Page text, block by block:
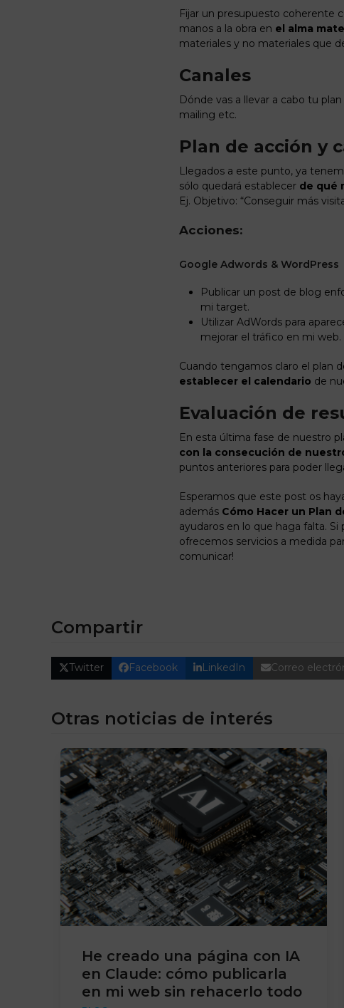
Fijar un presupuesto coherente
manos a la obra en el alma
materiales y no materiales que
Canales
Dónde vas a llevar a cabo tu
mailing etc.
Plan de acción y
Llegados a este punto, ya
sólo quedará establecer de qué
Ej. Objetivo: “Conseguir más
Acciones:
Google Adwords & WordPress
Publicar un post de blog
mi target.
Utilizar AdWords para
mejorar el tráfico en mi web.
Cuando tengamos claro el plan
establecer el calendario de
Evaluación de
En esta última fase de nuestro
con la consecución de
puntos anteriores para poder
Esperamos que este post os
además Cómo Hacer un Plan
ayudaros en lo que haga falta.
ofrecemos servicios a medida
comunicar!
Compartir
Twitter Facebook LinkedIn Correo
Otras noticias de interés
He creado una página con IA
en Claude: cómo publicarla
en mi web sin rehacerlo todo